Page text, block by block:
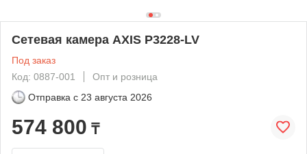
Сетевая камера AXIS P3228-LV
Под заказ
Код: 0887-001
Опт и розница
Отправка с 23 августа 2026
574 800 ₸